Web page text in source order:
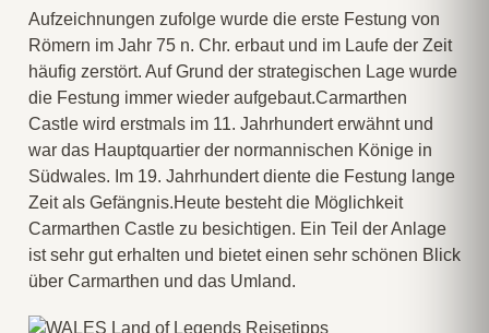
Aufzeichnungen zufolge wurde die erste Festung von
Römern im Jahr 75 n. Chr. erbaut und im Laufe der Zeit
häufig zerstört. Auf Grund der strategischen Lage wurde
die Festung immer wieder aufgebaut.Carmarthen
Castle wird erstmals im 11. Jahrhundert erwähnt und
war das Hauptquartier der normannischen Könige in
Südwales. Im 19. Jahrhundert diente die Festung lange
Zeit als Gefängnis.Heute besteht die Möglichkeit
Carmarthen Castle zu besichtigen. Ein Teil der Anlage
ist sehr gut erhalten und bietet einen sehr schönen Blick
über Carmarthen und das Umland.